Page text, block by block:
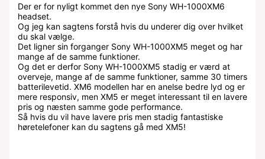
Der er for nyligt kommet den nye Sony WH-1000XM6
headset.
Og jeg kan sagtens forstå hvis du underer dig over hvilket
du skal vælge.
Det ligner sin forganger Sony WH-1000XM5 meget og har
mange af de samme funktioner.
Og det er derfor Sony WH-1000XM5 stadig er værd at
overveje, mange af de samme funktioner, samme 30 timers
batterilevetid. XM6 modellen har en anelse bedre lyd og er
mere responsiv, men XM5 er meget interessant til en lavere
pris og næsten samme gode performance.
Så hvis du vil have lavere pris men stadig fantastiske
høretelefoner kan du sagtens gå med XM5!